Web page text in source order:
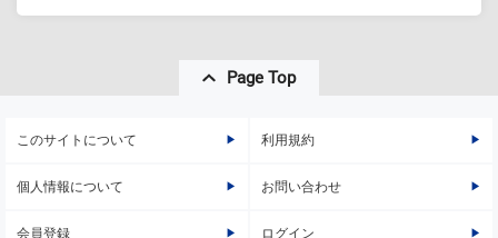
Page Top
このサイトについて 利用規約
個人情報について お問い合わせ
会員登録 ログイン